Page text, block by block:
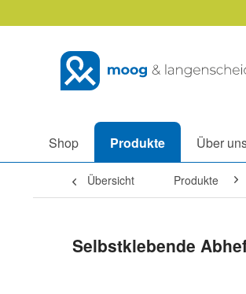
Shop Produkte Über
Übersicht Produkte
Selbstklebende